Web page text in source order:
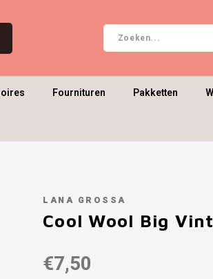
Fournituren Pakketten
LANA GROSSA
Cool Wool Big
€7,50